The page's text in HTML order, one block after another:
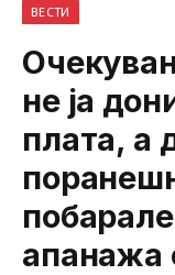
ВЕСТИ
не ја
плата, а
апанажа